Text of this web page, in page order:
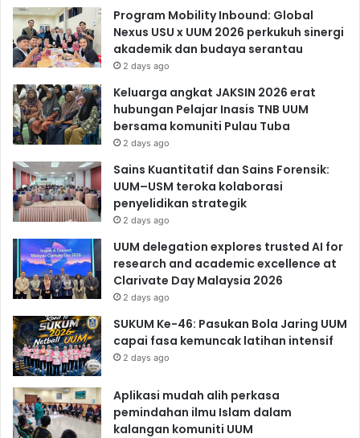
Program Mobility Inbound: Global
Nexus USU x UUM 2026 perkukuh sinergi
akademik dan budaya serantau
2 days ago
Keluarga angkat JAKSIN 2026 erat
hubungan Pelajar Inasis TNB UUM
bersama komuniti Pulau Tuba
2 days ago
Sains Kuantitatif dan Sains Forensik:
UUM–USM teroka kolaborasi
penyelidikan strategik
2 days ago
UUM delegation explores trusted AI for
research and academic excellence at
Clarivate Day Malaysia 2026
2 days ago
SUKUM Ke-46: Pasukan Bola Jaring UUM
capai fasa kemuncak latihan intensif
2 days ago
Aplikasi mudah alih perkasa
pemindahan ilmu Islam dalam
kalangan komuniti UUM